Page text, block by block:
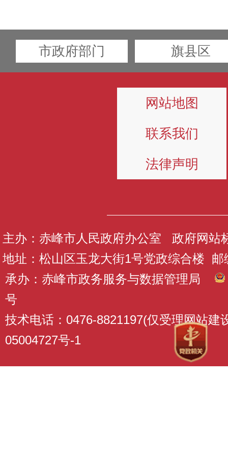
市政府部门 旗县区
网站地图
联系我们
法律声明
主办：赤峰市人民政府办公室 政府网站
地址：松山区玉龙大街1号党政综合楼 邮
承办：赤峰市政务服务与数据管理局
号
技术电话：0476-8821197(仅受理网站建
05004727号-1